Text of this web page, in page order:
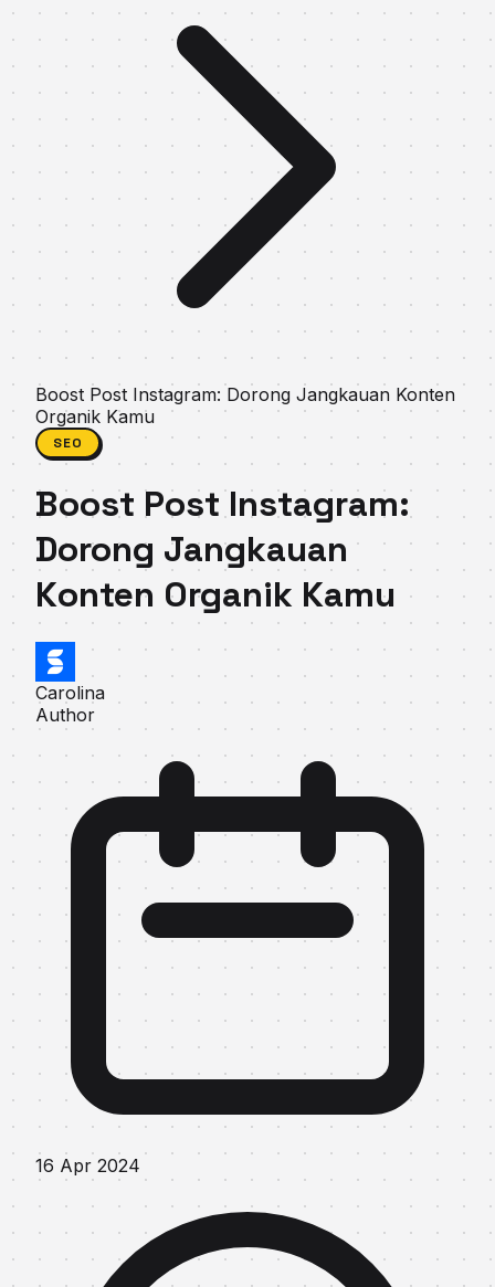
Boost Post Instagram: Dorong Jangkauan Konten
Organik Kamu
SEO
Boost Post Instagram:
Dorong Jangkauan
Konten Organik Kamu
Carolina
Author
16 Apr 2024